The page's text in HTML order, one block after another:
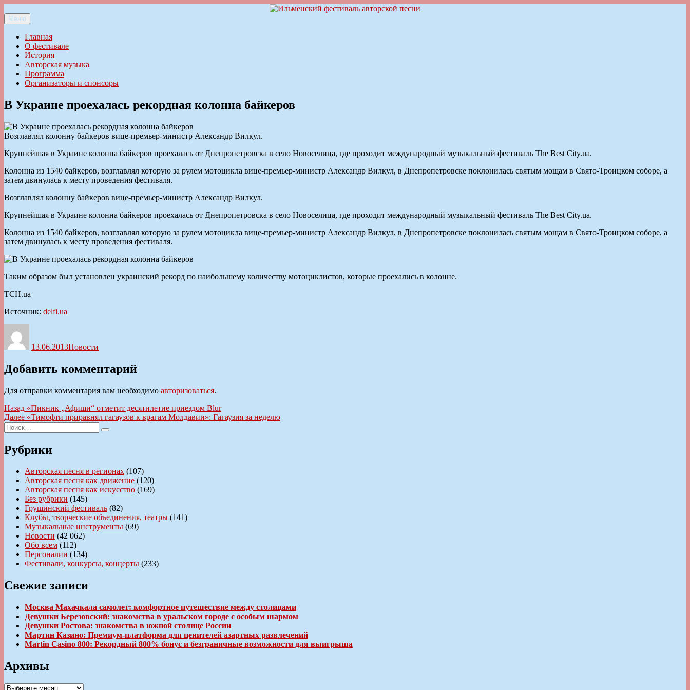
к
содержимому
Ильменский фестиваль авторской песни
Меню
Главная
О фестивале
История
Авторская музыка
Программа
Организаторы и спонсоры
В Украине проехалась рекордная колонна байкеров
Возглавлял колонну байкеров вице-премьер-министр Александр Вилкул.
Крупнейшая в Украине колонна байкеров проехалась от Днепропетровска в село Новоселица, где проходит международный музыкальный фестиваль The Best City.ua.
Колонна из 1540 байкеров, возглавлял которую за рулем мотоцикла вице-премьер-министр Александр Вилкул, в Днепропетровске поклонилась святым мощам в Свято-Троицком соборе, а
затем двинулась к месту проведения фестиваля.
Возглавлял колонну байкеров вице-премьер-министр Александр Вилкул.
Крупнейшая в Украине колонна байкеров проехалась от Днепропетровска в село Новоселица, где проходит международный музыкальный фестиваль The Best City.ua.
Колонна из 1540 байкеров, возглавлял которую за рулем мотоцикла вице-премьер-министр Александр Вилкул, в Днепропетровске поклонилась святым мощам в Свято-Троицком соборе, а
затем двинулась к месту проведения фестиваля.
Таким образом был установлен украинский рекорд по наибольшему количеству мотоциклистов, которые проехались в колонне.
ТСН.ua
Источник: delfi.ua
13.06.2013Новости
Добавить комментарий
Для отправки комментария вам необходимо авторизоваться.
Навигация
по
записям
Назад Предыдущая
запись:
«Пикник „Афиши“ отметит десятилетие приездом Blur
Далее Следующая
«Тимофти приравнял гагаузов к врагам Молдавии»: Гагаузия за неделю
Искать:
Поиск
Рубрики
Авторская песня в регионах (107)
Авторская песня как движение (120)
Авторская песня как искусство (169)
Без рубрики (145)
Грушинский фестиваль (82)
Клубы, творческие объединения, театры (141)
Музыкальные инструменты (69)
Новости (42 062)
Обо всем (112)
Персоналии (134)
Фестивали, конкурсы, концерты (233)
Свежие записи
Москва Махачкала самолет: комфортное путешествие между столицами
Девушки Березовский: знакомства в уральском городе с особым шармом
Девушки Ростова: знакомства в южной столице России
Мартин Казино: Премиум-платформа для ценителей азартных развлечений
Martin Casino 800: Рекордный 800% бонус и безграничные возможности для выигрыша
Архивы
Архивы